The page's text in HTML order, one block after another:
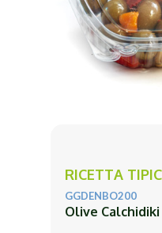
RICETTA
GGDENBO200
Olive Calchidiki